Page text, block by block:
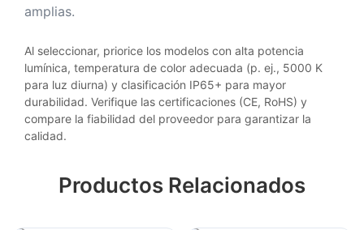
amplias.
Al seleccionar, priorice los modelos con alta potencia
lumínica, temperatura de color adecuada (p. ej., 5000 K
para luz diurna) y clasificación IP65+ para mayor
durabilidad. Verifique las certificaciones (CE, RoHS) y
compare la fiabilidad del proveedor para garantizar la
calidad.
Productos Relacionados